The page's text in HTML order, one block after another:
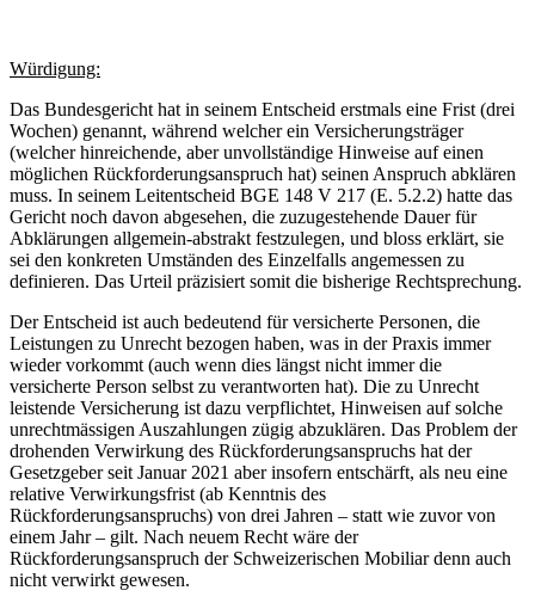
Würdigung:
Das Bundesgericht hat in seinem Entscheid erstmals eine Frist (drei
Wochen) genannt, während welcher ein Versicherungsträger
(welcher hinreichende, aber unvollständige Hinweise auf einen
möglichen Rückforderungsanspruch hat) seinen Anspruch abklären
muss. In seinem Leitentscheid BGE 148 V 217 (E. 5.2.2) hatte das
Gericht noch davon abgesehen, die zuzugestehende Dauer für
Abklärungen allgemein-abstrakt festzulegen, und bloss erklärt, sie
sei den konkreten Umständen des Einzelfalls angemessen zu
definieren. Das Urteil präzisiert somit die bisherige Rechtsprechung.
Der Entscheid ist auch bedeutend für versicherte Personen, die
Leistungen zu Unrecht bezogen haben, was in der Praxis immer
wieder vorkommt (auch wenn dies längst nicht immer die
versicherte Person selbst zu verantworten hat). Die zu Unrecht
leistende Versicherung ist dazu verpflichtet, Hinweisen auf solche
unrechtmässigen Auszahlungen zügig abzuklären. Das Problem der
drohenden Verwirkung des Rückforderungsanspruchs hat der
Gesetzgeber seit Januar 2021 aber insofern entschärft, als neu eine
relative Verwirkungsfrist (ab Kenntnis des
Rückforderungsanspruchs) von drei Jahren – statt wie zuvor von
einem Jahr – gilt. Nach neuem Recht wäre der
Rückforderungsanspruch der Schweizerischen Mobiliar denn auch
nicht verwirkt gewesen.